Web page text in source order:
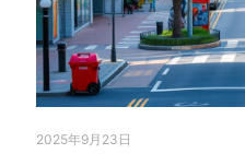
2025年9月23日